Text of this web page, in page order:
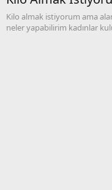
Kilo almak istiyorum ama
neler yapabilirim kadınlar